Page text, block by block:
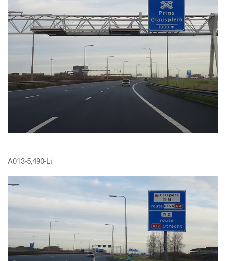
A013-5,490-Li